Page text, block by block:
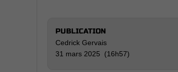
PUBLICATION
Cedrick Gervais
31 mars 2025 (16h57)